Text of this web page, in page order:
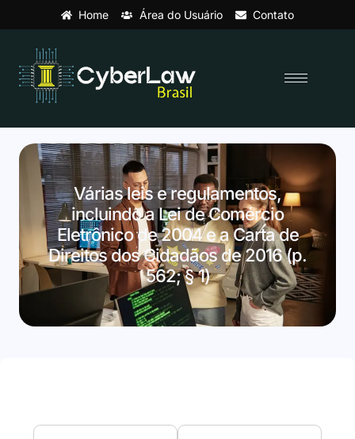
Home Área do Usuário Contato
Várias leis e regulamentos,
incluindo a Lei de Comércio
Eletrônico de 2004 e a Carta de
Direitos dos Cidadãos de 2016 (p.
562; § 1)